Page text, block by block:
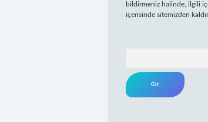
bildirmeniz halinde, ilgili
içerisinde sitemizden